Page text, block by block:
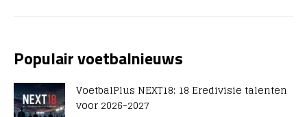
Populair voetbalnieuws
VoetbalPlus NEXT18: 18 Eredivisie talenten
voor 2026-2027